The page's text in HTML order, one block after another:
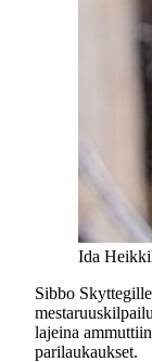
Ida
Sibbo
lajeina
parilaukaukset.